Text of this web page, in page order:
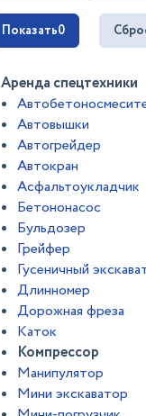
Показать0
Аренда спецтехники
Автовышки
Автогрейдер
Автокран
Асфальтоукладчик
Бетононасос
Бульдозер
Грейфер
Гусеничный
Длинномер
Дорожная фреза
Каток
Компрессор
Манипулятор
Мини экскаватор